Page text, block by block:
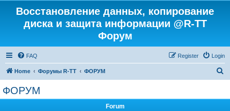
Восстановление данных, копирование
диска и защита информации @R-TT
Форум
FAQ Login
Register
Home Форумы R-TT ФОРУМ
ФОРУМ
Forum